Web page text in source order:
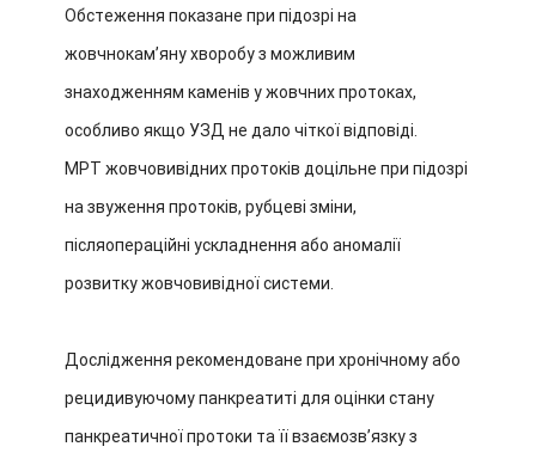
Обстеження показане при підозрі на
жовчнокамʼяну хворобу з можливим
знаходженням каменів у жовчних протоках,
особливо якщо УЗД не дало чіткої відповіді.
МРТ жовчовивідних протоків доцільне при підозрі
на звуження протоків, рубцеві зміни,
післяопераційні ускладнення або аномалії
розвитку жовчовивідної системи.
Дослідження рекомендоване при хронічному або
рецидивуючому панкреатиті для оцінки стану
панкреатичної протоки та її взаємозвʼязку з